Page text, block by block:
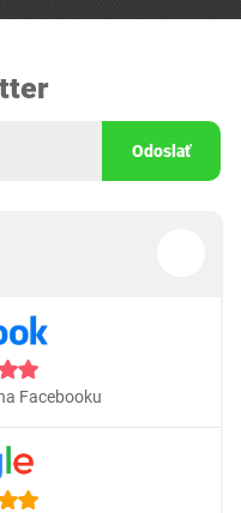
Odoslať
Facebooku